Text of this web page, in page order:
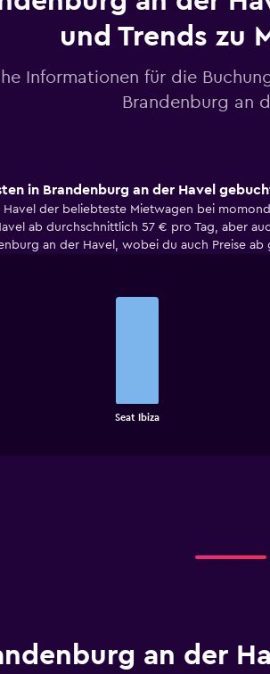
und Trends zu
Informationen für die
Brandenburg an
in Brandenburg an der Havel
Havel der beliebteste Mietwagen bei
ab durchschnittlich 57 € pro Tag, aber
an der Havel, wobei du auch Preise
Y
axis
Seat Ibiza
an der